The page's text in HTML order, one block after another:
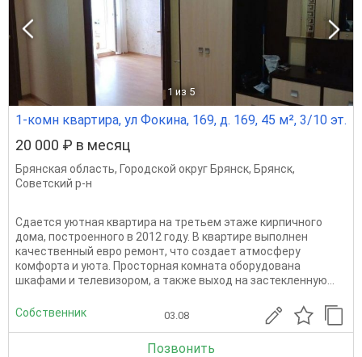
1 из 5
1-комн квартира, ул Фокина, 169, д. 169, 45 м², 3/10 эт.
20 000 ₽ в месяц
Брянская область, Городской округ Брянск, Брянск,
Советский р-н
Сдается уютная квартира на третьем этаже кирпичного
дома, построенного в 2012 году. В квартире выполнен
качественный евро ремонт, что создает атмосферу
комфорта и уюта. Просторная комната оборудована
шкафами и телевизором, а также выход на застекленную...
Собственник 03.08
Позвонить